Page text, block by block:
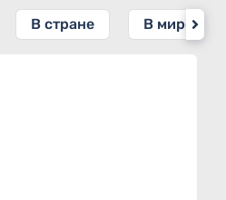
В стране В мире